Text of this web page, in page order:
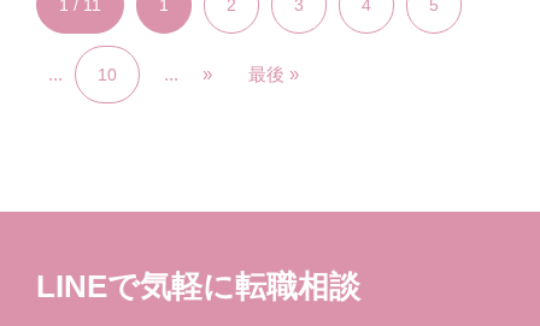
1 / 11 1 2 3 4 5
... 10 ... » 最後 »
LINEで気軽に転職相談